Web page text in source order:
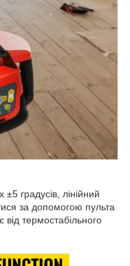
градусів,​ лінійний
за допомогою пульта
термостабільного